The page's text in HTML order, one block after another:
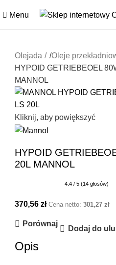
Menu
Olejada /Oleje
HYPOID GETRIEBEOEL
MANNOL
Kliknij, aby powiększyć
HYPOID
20L MANNOL
4.4 / 5 (14 głosów)
370,56 zł Cena netto: 301,27 zł
Porównaj
Dodaj do
Opis